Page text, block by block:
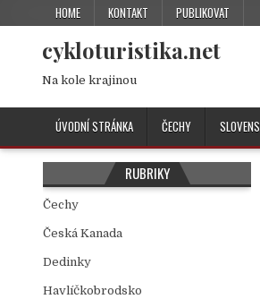
HOME KONTAKT PUBLIKOVAT
cykloturistika.net
Na kole krajinou
ÚVODNÍ STRÁNKA ČECHY
RUBRIKY
Čechy
Česká Kanada
Dedinky
Havlíčkobrodsko